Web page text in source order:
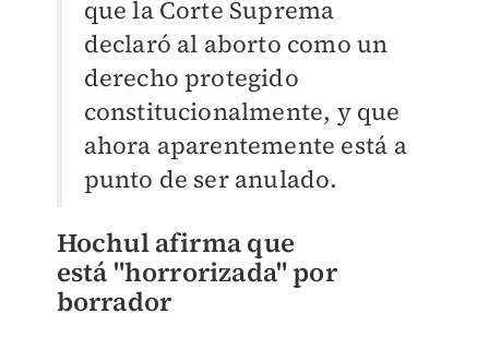
que la Corte Suprema
declaró al aborto como un
derecho protegido
constitucionalmente, y que
ahora aparentemente está a
punto de ser anulado.
Hochul afirmaque
está "horrorizada" por
borrador